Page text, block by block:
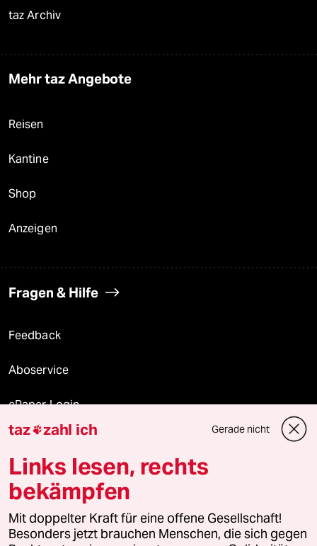
taz Archiv
Mehr taz Angebote
Reisen
Kantine
Shop
Anzeigen
Fragen & Hilfe
Feedback
Aboservice
ePaper Login
Downloads für Abonnierende
© 2026 taz Verlags und Vertriebs GmbH
Alle Rechte vorbehalten. Bei rechtlichen Fragen oder für Genehmigungen
wenden Sie sich bitte an
lizenzen@taz.de
taz zahl ich Gerade nicht
Links lesen, rechts
bekämpfen
Mit doppelter Kraft für eine offene Gesellschaft!
Besonders jetzt brauchen Menschen, die sich gegen